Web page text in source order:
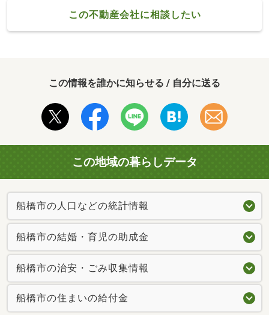
この不動産会社に相談したい
この情報を誰かに知らせる / 自分に送る
この地域の暮らしデータ
船橋市の人口などの統計情報
船橋市の結婚・育児の助成金
船橋市の治安・ごみ収集情報
船橋市の住まいの給付金